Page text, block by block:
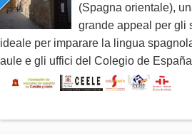
(Spagna orientale),
grande appeal per gli
ideale per imparare la lingua
aule e gli uffici del Colegio de